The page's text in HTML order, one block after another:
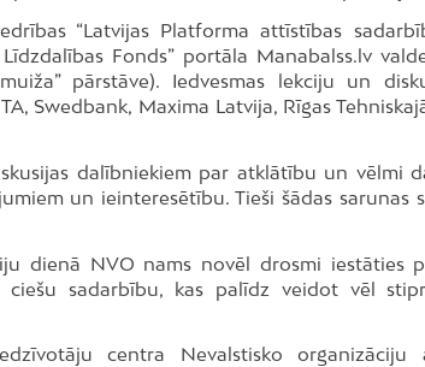
“Latvijas Platforma attīstības
Fonds” portāla Manabalss.lv
pārstāve). Iedvesmas lekciju un
Swedbank, Maxima Latvija, Rīgas
dalībniekiem par atklātību un vēlmi
un ieinteresētību. Tieši šādas
dienā NVO nams novēl drosmi iestāties
ciešu sadarbību, kas palīdz veidot vēl
centra Nevalstisko